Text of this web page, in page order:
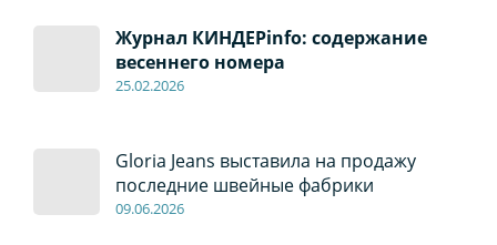
Журнал КИНДЕРinfo: содержание
весеннего номера
25.02.2026
Gloria Jeans выставила на продажу
последние швейные фабрики
09.06.2026